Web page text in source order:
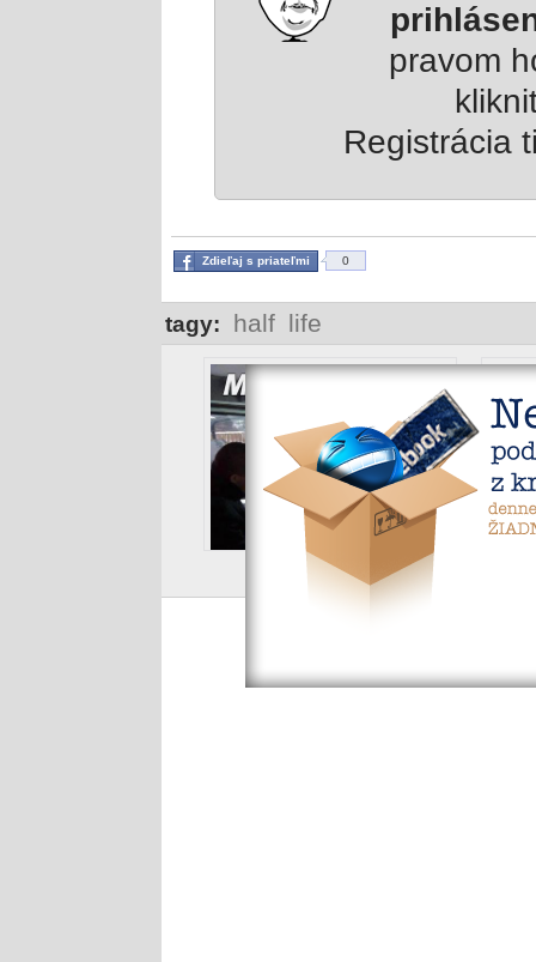
pravom
Registrácia
Zdieľaj s priateľmi 0
tagy: half life
Top mapa